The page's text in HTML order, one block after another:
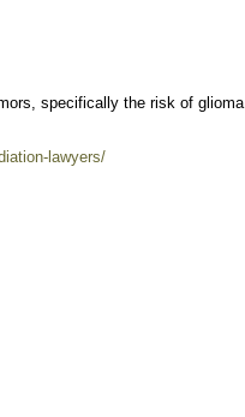
specifically the risk of glioma
lawyers/